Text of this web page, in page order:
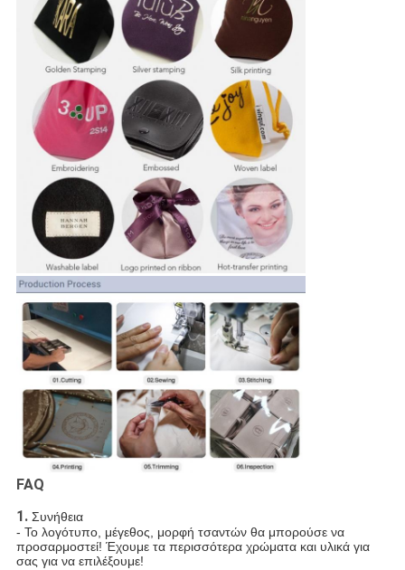
FAQ
1. Συνήθεια
- Το λογότυπο, μέγεθος, μορφή τσαντών θα μπορούσε να
προσαρμοστεί! Έχουμε τα περισσότερα χρώματα και υλικά για
σας για να επιλέξουμε!